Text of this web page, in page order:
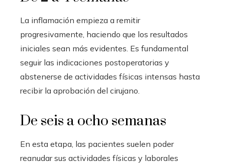
La inflamación empieza a remitir
progresivamente, haciendo que los resultados
iniciales sean más evidentes. Es fundamental
seguir las indicaciones postoperatorias y
abstenerse de actividades físicas intensas hasta
recibir la aprobación del cirujano.
De seis a ocho semanas
En esta etapa, las pacientes suelen poder
reanudar sus actividades físicas y laborales